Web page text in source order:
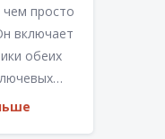
просто
включает
обеих